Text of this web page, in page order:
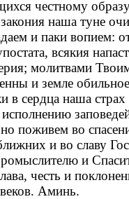
честному
наша туне
и паки вопием:
всякия
молитвами
и земле обильное
в сердца наша страх
поживем во
и во славу
и
честь и
Аминь.